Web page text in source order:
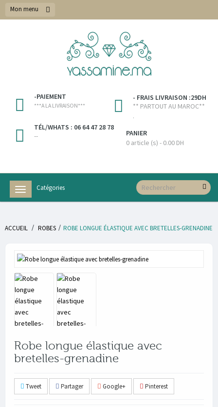
Mon menu
-PAIEMENT
***A LA LIVRAISON***
- FRAIS LIVRAISON :29DH
** PARTOUT AU MAROC**
.
TÉL/WHATS : 06 64 47 28 78
--
PANIER
0 article (s) - 0.00 DH
Navigation
bascule
Catégories
ACCUEIL / ROBES / ROBE LONGUE ÉLASTIQUE AVEC BRETELLES-GRENADINE
Robe longue élastique avec
bretelles-grenadine
Tweet Partager Google+ Pinterest